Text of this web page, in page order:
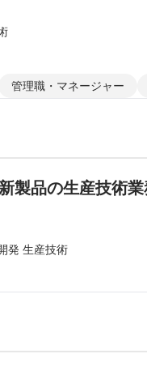
）｜CM放映中！
管理職・マネージャー
製品の生産技術
発 生産技術